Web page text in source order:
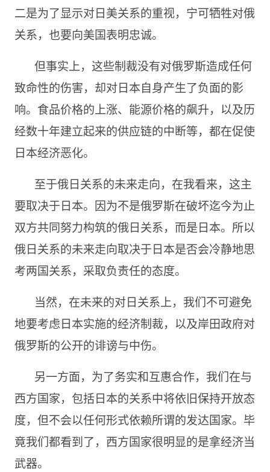
二是为了显示对日美关系的重视，宁可牺牲对俄
关系，也要向美国表明忠诚。
但事实上，这些制裁没有对俄罗斯造成任何
致命性的伤害，却对日本自身产生了负面的影
响。食品价格的上涨、能源价格的飙升，以及历
经数十年建立起来的供应链的中断等，都在促使
日本经济恶化。
至于俄日关系的未来走向，在我看来，这主
要取决于日本。因为不是俄罗斯在破坏迄今为止
双方共同努力构筑的俄日关系，而是日本。所以
俄日关系的未来走向取决于日本是否会冷静地思
考两国关系，采取负责任的态度。
当然，在未来的对日关系上，我们不可避免
地要考虑日本实施的经济制裁，以及岸田政府对
俄罗斯的公开的诽谤与中伤。
另一方面，为了务实和互惠合作，我们在与
西方国家，包括日本的关系中将依旧保持开放态
度，但不会以任何形式依赖所谓的发达国家。毕
竟我们都看到了，西方国家很明显的是拿经济当
武器。